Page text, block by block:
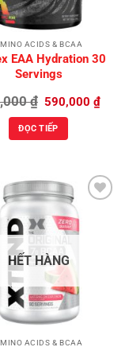
ACIDS & BCAA
EAA Hydration 30
Servings
₫ Giá
gốc
là:
650,000 ₫.
590,000₫Giá
ĐỌC TIẾP
HẾT HÀNG
ACIDS & BCAA